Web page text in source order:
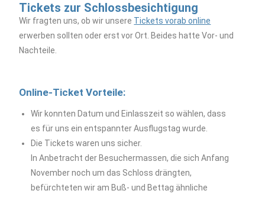
Tickets zur Schlossbesichtigung
Wir fragten uns, ob wir unsere Tickets vorab online
erwerben sollten oder erst vor Ort. Beides hatte Vor- und
Nachteile.
Online-Ticket Vorteile:
Wir konnten Datum und Einlasszeit so wählen, dass
es für uns ein entspannter Ausflugstag wurde.
Die Tickets waren uns sicher.
In Anbetracht der Besuchermassen, die sich Anfang
November noch um das Schloss drängten,
befürchteten wir am Buß- und Bettag ähnliche